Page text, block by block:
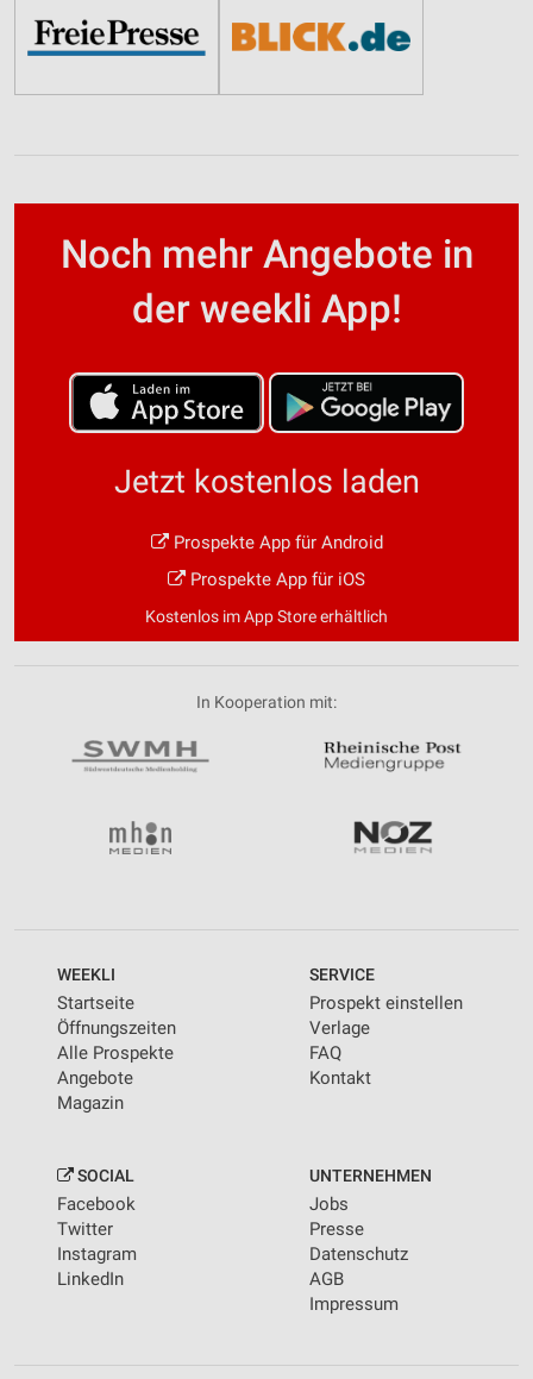
Noch mehr Angebote in
der weekli App!
Jetzt kostenlos laden
Prospekte App für Android
Prospekte App für iOS
Kostenlos im App Store erhältlich
In Kooperation mit:
WEEKLI
Startseite
Öffnungszeiten
Alle Prospekte
Angebote
Magazin
SERVICE
Prospekt einstellen
Verlage
FAQ
Kontakt
SOCIAL
Facebook
Twitter
Instagram
LinkedIn
UNTERNEHMEN
Jobs
Presse
Datenschutz
AGB
Impressum